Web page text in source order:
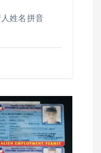
姓名拼音